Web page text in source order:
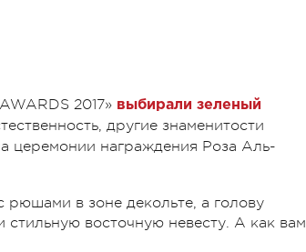
2017» выбирали зеленый
другие знаменитости
церемонии награждения Роза Аль-
в зоне декольте, а голову
восточную невесту. А как вам